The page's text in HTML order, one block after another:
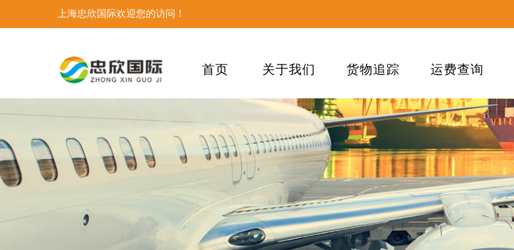
上海忠欣国际欢迎您的访问！
首页 关于我们 货物追踪 运费查询